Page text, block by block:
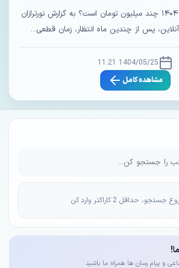
حداقل 2 کاراکتر وارد کن
و پیام رسان ها همراه ما باشید
مبلغ سود سهام عدالت ۱۴۰۴ چند میلیون تومان است؟ به گزارش نورترازان
پس از چندین ماه انتظار، زمان قطعی...
1404/05/25 11:21
مشاهده کامل